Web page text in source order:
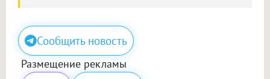
Сообщить новость
Размещение рекламы